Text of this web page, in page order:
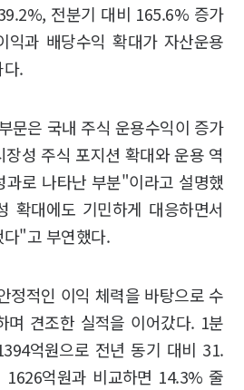
전분기 대비 165.6% 증가
익과 배당수익 확대가 자산운용
.
문은 국내 주식 운용수익이 증가
성 주식 포지션 확대와 운용 역
로 나타난 부분"이라고 설명했
확대에도 기민하게 대응하면서
"고 부연했다.
정적인 이익 체력을 바탕으로 수
며 견조한 실적을 이어갔다. 1분
억원으로 전년 동기 대비 31.
억원과 비교하면 14.3% 줄